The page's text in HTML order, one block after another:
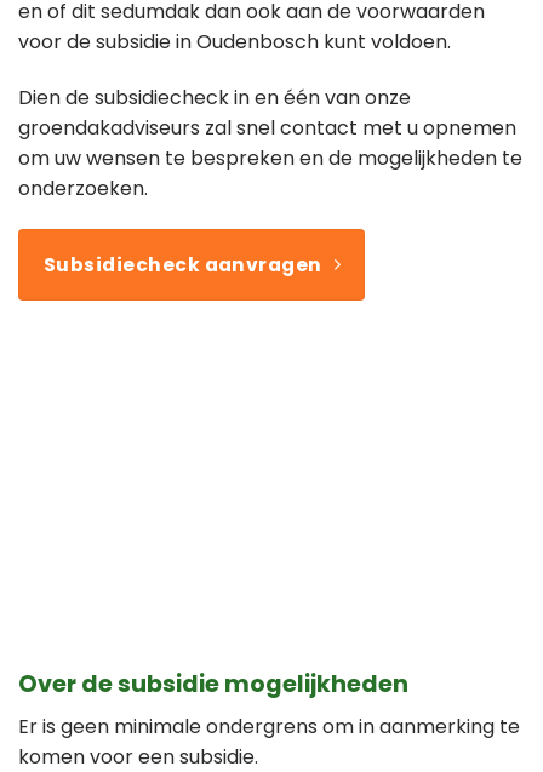
en of dit sedumdak dan ook aan de voorwaarden
voor de subsidie in Oudenbosch kunt voldoen.
Dien de subsidiecheck in en één van onze
groendakadviseurs zal snel contact met u opnemen
om uw wensen te bespreken en de mogelijkheden te
onderzoeken.
Subsidiecheck aanvragen
Over de subsidie mogelijkheden
Er is geen minimale ondergrens om in aanmerking te
komen voor een subsidie.